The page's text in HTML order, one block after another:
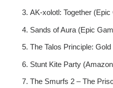
AK-xolotl: Together
Sands of Aura (Epic
The Talos Principle:
Stunt Kite Party
The Smurfs 2 – The